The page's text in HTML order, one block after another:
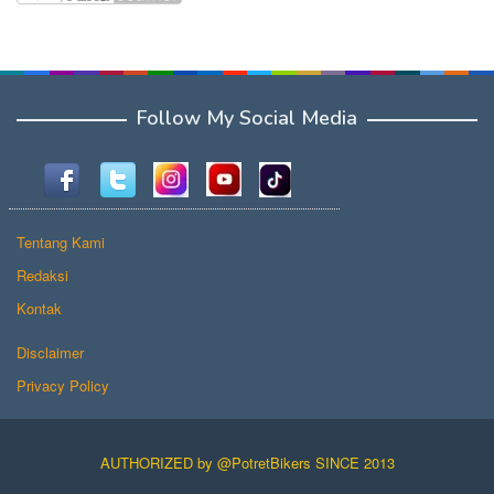
Follow My Social Media
Tentang Kami
Redaksi
Kontak
Disclaimer
Privacy Policy
AUTHORIZED by @PotretBikers SINCE 2013